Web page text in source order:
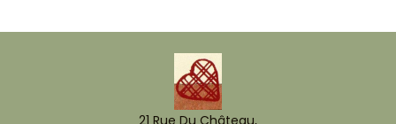
21 Rue Du Château,